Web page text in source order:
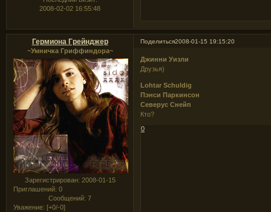
2008-02-02 16:55:48
Поделиться2008-01-15 19:15:20
Гермиона Грейнджер
~Умничка Гриффиндора~
Зарегистрирован: 2008-01-15
Приглашений: 0
Сообщений: 7
Уважение: [+0/-0]
Джинни Уизли
Друзья)
Lohtar Schuldig
Пэнси Паркинсон
Северус Снейп
Кто?
0